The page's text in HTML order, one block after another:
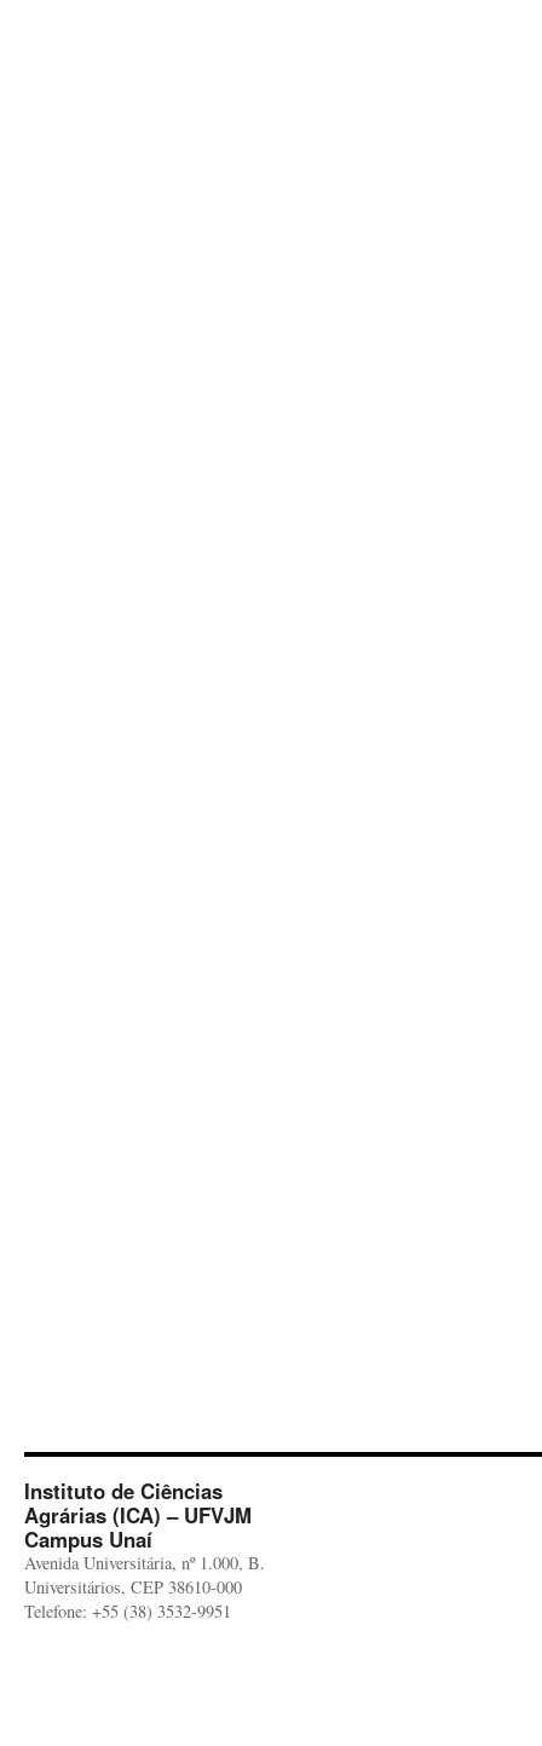
Instituto de Ciências
Agrárias (ICA) – UFVJM
Campus Unaí
Avenida Universitária, nº 1.000, B.
Universitários, CEP 38610-000
Telefone: +55 (38) 3532-9951